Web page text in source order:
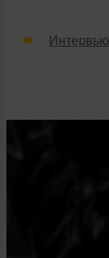
Новые